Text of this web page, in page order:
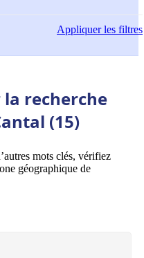
Appliquerles filtres
recherche
(15)
mots clés, vérifiez
géographique de